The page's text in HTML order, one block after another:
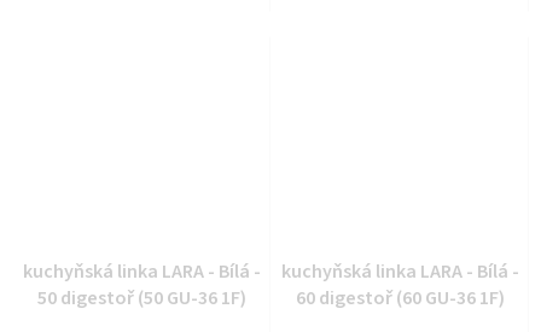
kuchyňská linka LARA - Bílá -
50 digestoř (50 GU-36 1F)
kuchyňská linka LARA - Bílá -
60 digestoř (60 GU-36 1F)